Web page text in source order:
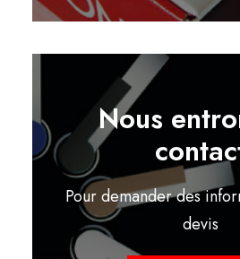
Nous
Pour demander des
devis